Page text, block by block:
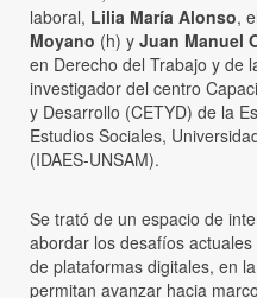
laboral, Lilia María Alonso,
Moyano (h) y Juan Manuel
en Derecho del Trabajo y de
investigador del centro
y Desarrollo (CETYD) de la
Estudios Sociales,
(IDAES-UNSAM).
Se trató de un espacio de
abordar los desafíos
de plataformas digitales, en
permitan avanzar hacia